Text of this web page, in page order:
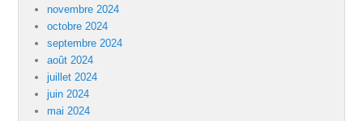
novembre 2024
octobre 2024
septembre 2024
août 2024
juillet 2024
juin 2024
mai 2024